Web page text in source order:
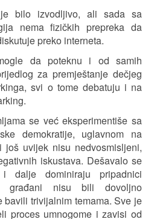
bilo izvodljivo, ali sada sa
nema fizičkih prepreka da
preko interneta.
da poteknu i od samih
za premještanje dečjeg
svi o tome debatuju i na
se već eksperimentiše sa
demokratije, uglavnom na
još uvijek nisu nedvosmisljeni,
iskustava. Dešavalo se
dalje dominiraju pripadnici
građani nisu bili dovoljno
trivijalnim temama. Sve je
proces umnogome i zavisi od